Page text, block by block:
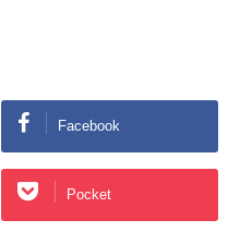
Facebook
Pocket